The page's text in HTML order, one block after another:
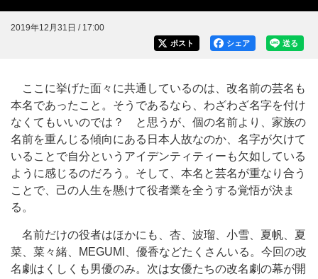
2019年12月31日 / 17:00
送る
シェア
ポスト
ここに挙げた面々に共通しているのは、改名前の芸名も
本名であったこと。そうであるなら、わざわざ名字を付け
なくてもいいのでは？ と思うが、個の名前より、家族の
名前を重んじる傾向にある日本人故なのか、名字が欠けて
いることで自分というアイデンティティーも欠如している
ように感じるのだろう。そして、本名と芸名が重なり合う
ことで、己の人生を懸けて役者業を全うする覚悟が決ま
る。
名前だけの役者はほかにも、杏、波瑠、小雪、夏帆、夏
菜、菜々緒、MEGUMI、優香などたくさんいる。今回の改
名劇はくしくも男優のみ。次は女優たちの改名劇の幕が開